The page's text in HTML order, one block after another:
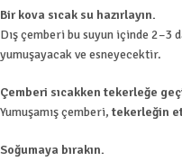
Bir kova sıcak su hazırlayın.
Dış çemberi bu suyun içinde 2–3
yumuşayacak ve esneyecektir.
Çemberi sıcakken tekerleğe
Yumuşamış çemberi, tekerleğin
Soğumaya bırakın.